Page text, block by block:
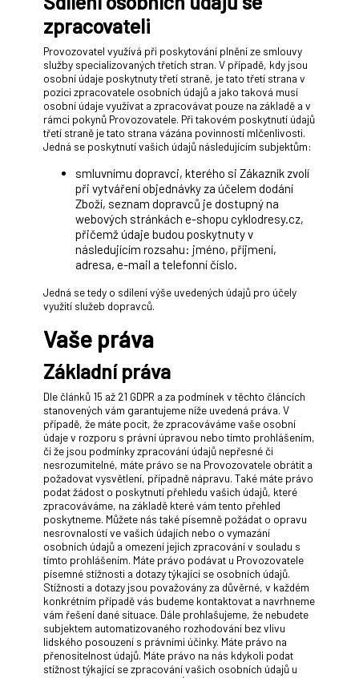
zpracovateli
Provozovatel využívá při poskytování plnění ze smlouvy
služby specializovaných třetích stran. V případě, kdy jsou
osobní údaje poskytnuty třetí straně, je tato třetí strana v
pozici zpracovatele osobních údajů a jako taková musí
osobní údaje využívat a zpracovávat pouze na základě a v
rámci pokynů Provozovatele. Při takovém poskytnutí údajů
třetí straně je tato strana vázána povinností mlčenlivosti.
Jedná se poskytnutí vašich údajů následujícím subjektům:
smluvnímu dopravci, kterého si Zákazník zvolí
při vytváření objednávky za účelem dodání
Zboží, seznam dopravců je dostupný na
webových stránkách e-shopu cyklodresy.cz,
přičemž údaje budou poskytnuty v
následujícím rozsahu: jméno, příjmení,
adresa, e-mail a telefonní číslo.
Jedná se tedy o sdílení výše uvedených údajů pro účely
využití služeb dopravců.
Vaše práva
Základní práva
Dle článků 15 až 21 GDPR a za podmínek v těchto článcích
stanovených vám garantujeme níže uvedená práva. V
případě, že máte pocit, že zpracováváme vaše osobní
údaje v rozporu s právní úpravou nebo tímto prohlášením,
či že jsou podmínky zpracování údajů nepřesné či
nesrozumitelné, máte právo se na Provozovatele obrátit a
požadovat vysvětlení, případně nápravu. Také máte právo
podat žádost o poskytnutí přehledu vašich údajů, které
zpracováváme, na základě které vám tento přehled
poskytneme. Můžete nás také písemně požádat o opravu
nesrovnalostí ve vašich údajích nebo o vymazání
osobních údajů a omezení jejich zpracování v souladu s
tímto prohlášením. Máte právo podávat u Provozovatele
písemné stížnosti a dotazy týkající se osobních údajů.
Stížnosti a dotazy jsou považovány za důvěrné, v každém
konkrétním případě vás budeme kontaktovat a navrhneme
vám řešení dané situace. Dále prohlašujeme, že nebudete
subjektem automatizovaného rozhodování bez vlivu
lidského posouzení s právními účinky. Máte právo na
přenositelnost údajů. Máte právo na nás kdykoli podat
stížnost týkající se zpracování vašich osobních údajů u